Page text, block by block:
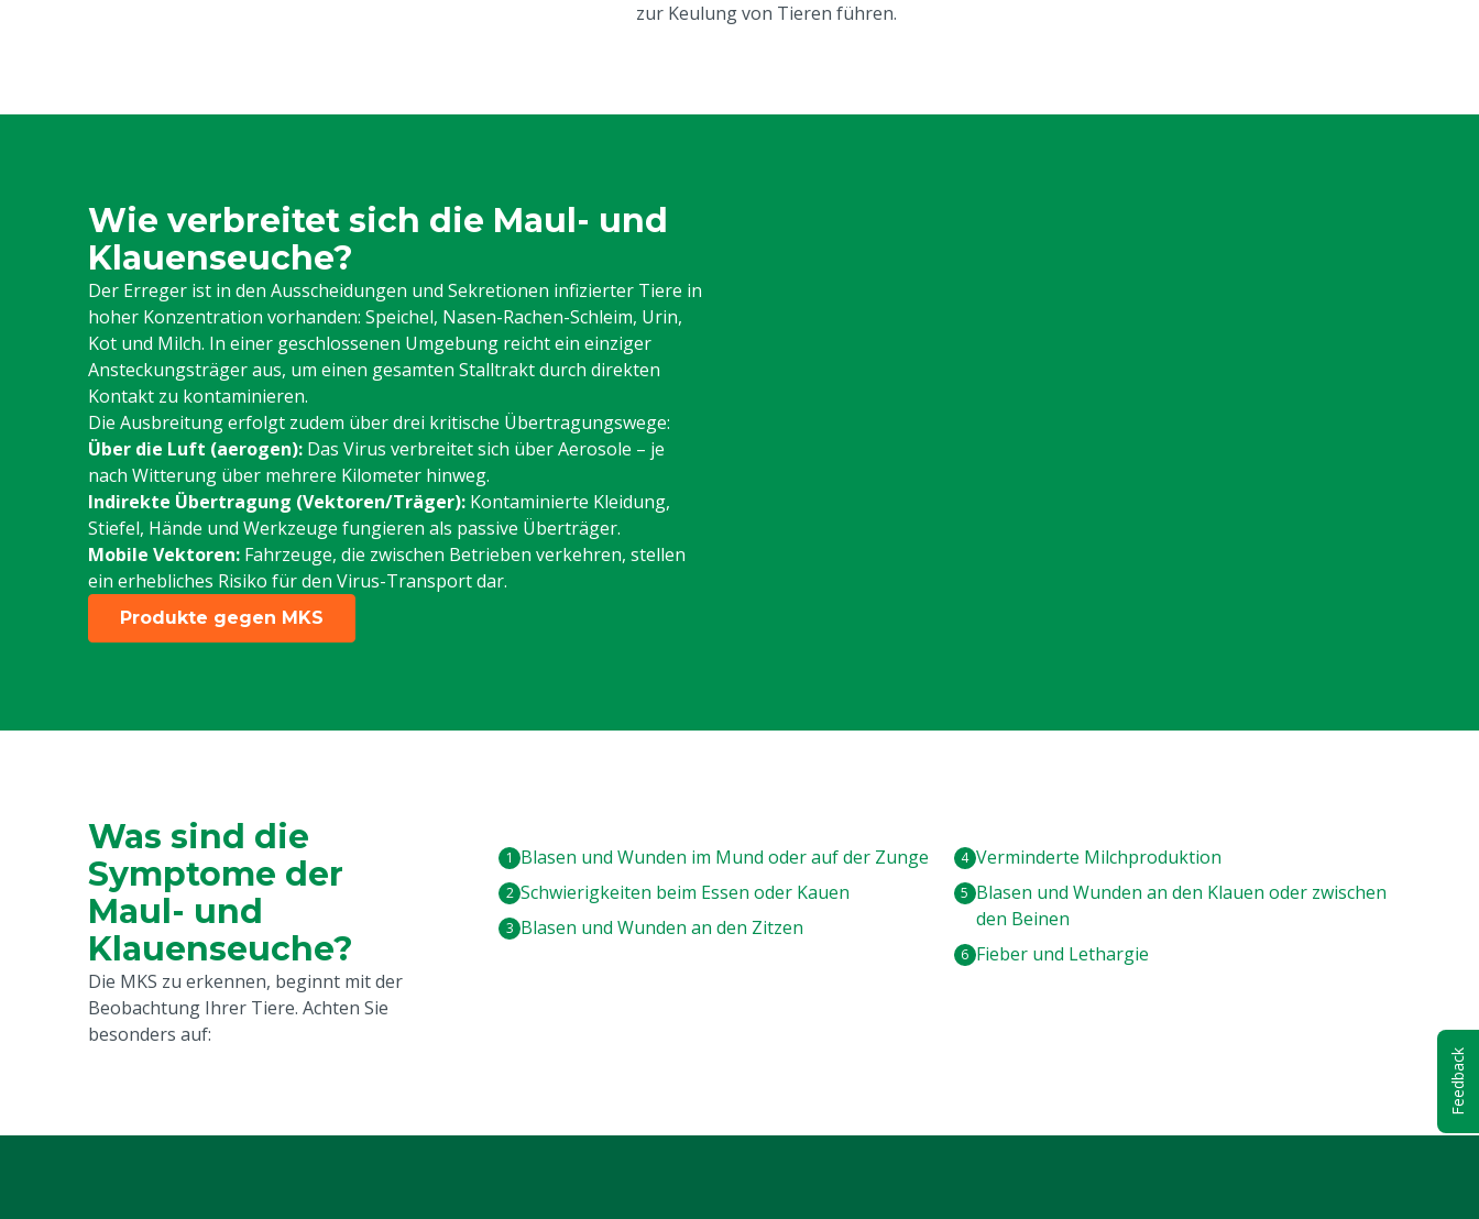
zur Keulung von Tieren führen.
Wie verbreitet sich die Maul- und
Klauenseuche?
Der Erreger ist in den Ausscheidungen und Sekretionen infizierter Tiere in
hoher Konzentration vorhanden: Speichel, Nasen-Rachen-Schleim, Urin,
Kot und Milch. In einer geschlossenen Umgebung reicht ein einziger
Ansteckungsträger aus, um einen gesamten Stalltrakt durch direkten
Kontakt zu kontaminieren.
Die Ausbreitung erfolgt zudem über drei kritische Übertragungswege:
Über die Luft (aerogen): Das Virus verbreitet sich über Aerosole – je
nach Witterung über mehrere Kilometer hinweg.
Indirekte Übertragung (Vektoren/Träger): Kontaminierte Kleidung,
Stiefel, Hände und Werkzeuge fungieren als passive Überträger.
Mobile Vektoren: Fahrzeuge, die zwischen Betrieben verkehren, stellen
ein erhebliches Risiko für den Virus-Transport dar.
Produkte gegen MKS
Was sind die
Symptome der
Maul- und
Klauenseuche?
Die MKS zu erkennen, beginnt mit der
Beobachtung Ihrer Tiere. Achten Sie
besonders auf:
Blasen und Wunden im Mund oder auf der Zunge
Schwierigkeiten beim Essen oder Kauen
Blasen und Wunden an den Zitzen
Verminderte Milchproduktion
Blasen und Wunden an den Klauen oder zwischen
den Beinen
Fieber und Lethargie
Feedback